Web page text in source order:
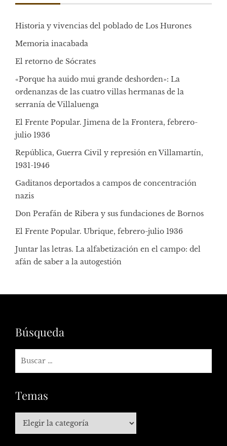
Historia y vivencias del poblado de Los Hurones
Memoria inacabada
El retorno de Sócrates
«Porque ha auido mui grande deshorden»: La
ordenanzas de las cuatro villas hermanas de la
serranía de Villaluenga
El Frente Popular. Jimena de la Frontera, febrero-
julio 1936
República, Guerra Civil y represión en Villamartín,
1931-1946
Gaditanos deportados a campos de concentración
nazis
Don Perafán de Ribera y sus fundaciones de Bornos
El Frente Popular. Ubrique, febrero-julio 1936
Juntar las letras. La alfabetización en el campo: del
afán de saber a la autogestión
Búsqueda
Temas